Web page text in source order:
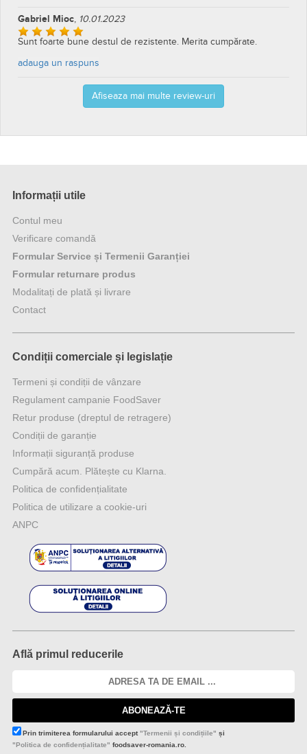
Gabriel Mioc, 10.01.2023
Sunt foarte bune destul de rezistente. Merita cumpărate.
adauga un raspuns
Afiseaza mai multe review-uri
Informații utile
Contul meu
Verificare comandă
Formular Service și Termenii Garanției
Formular returnare produs
Modalitați de plată și livrare
Contact
Condiții comerciale și legislație
Termeni și condiții de vânzare
Regulament campanie FoodSaver
Retur produse (dreptul de retragere)
Condiții de garanție
Informații siguranță produse
Cumpără acum. Plătește cu Klarna.
Politica de confidențialitate
Politica de utilizare a cookie-uri
ANPC
Află primul reducerile
ABONEAZĂ-TE
Prin trimiterea formularului accept"Termenii și condițiile" și
"Politica de confidențialitate" foodsaver-romania.ro.